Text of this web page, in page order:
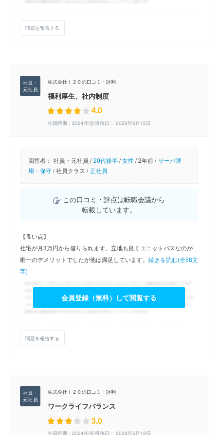
問題を報告する
株式会社Ｉ２Ｃの口コミ・評判
福利厚生、社内制度
4.0
在籍時期：2024年頃/投稿日： 2026年5月12日
回答者： 社員・元社員 / 20代後半/女性/2年前 / サーバ運
用・保守/社員クラス / 正社員
この口コミ・評点は転職会議から
転載しています。
【良い点】
社宅が月3万円から借りられます。立地も良くユニットバスなのが
唯一のデメリットでしたが他は満足しています。 続きを読む(全58文
字)
会員登録（無料）して閲覧する
問題を報告する
株式会社Ｉ２Ｃの口コミ・評判
ワークライフバランス
3.0
在籍時期：2024年頃/投稿日： 2026年5月12日